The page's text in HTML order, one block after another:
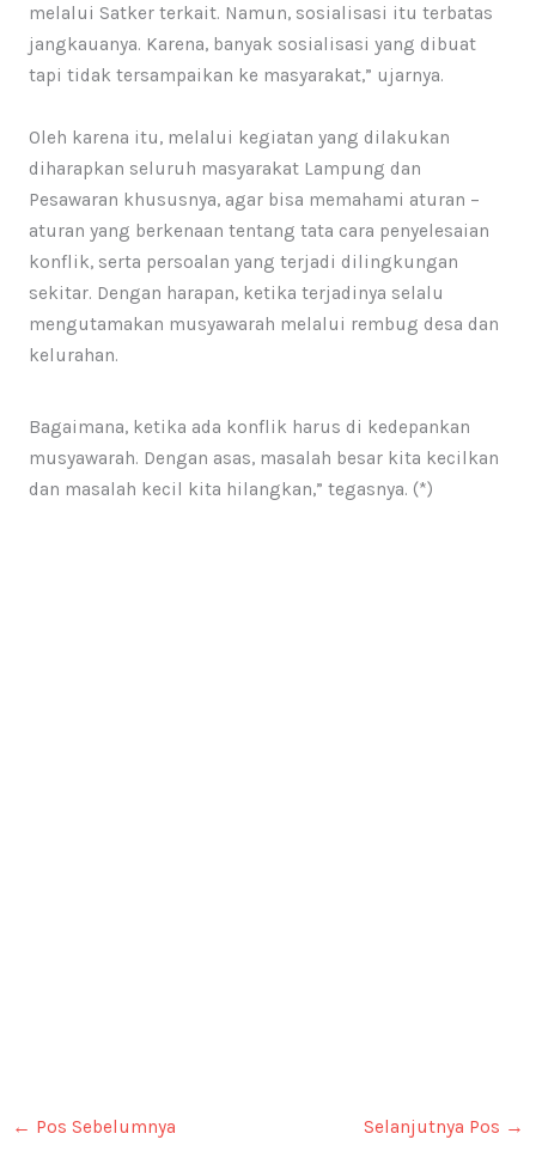
melalui Satker terkait. Namun, sosialisasi itu terbatas
jangkauanya. Karena, banyak sosialisasi yang dibuat
tapi tidak tersampaikan ke masyarakat,” ujarnya.
Oleh karena itu, melalui kegiatan yang dilakukan
diharapkan seluruh masyarakat Lampung dan
Pesawaran khususnya, agar bisa memahami aturan –
aturan yang berkenaan tentang tata cara penyelesaian
konflik, serta persoalan yang terjadi dilingkungan
sekitar. Dengan harapan, ketika terjadinya selalu
mengutamakan musyawarah melalui rembug desa dan
kelurahan.
Bagaimana, ketika ada konflik harus di kedepankan
musyawarah. Dengan asas, masalah besar kita kecilkan
dan masalah kecil kita hilangkan,” tegasnya. (*)
← Pos Sebelumnya Selanjutnya Pos →